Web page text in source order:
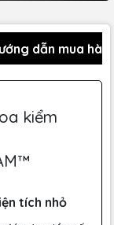
dẫn mua
kiểm
tích nhỏ